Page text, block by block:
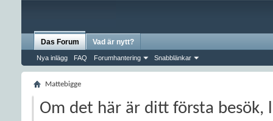
Das Forum
Nya inlägg FAQ Forumhantering Snabblänkar
Vad är nytt?
Mattebigge
Om det här är ditt första besök,